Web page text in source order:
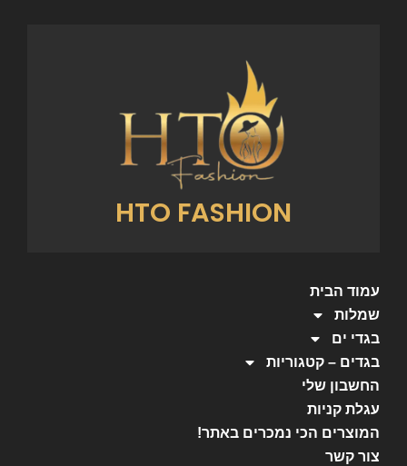
HTO FASHION
עמוד הבית
שמלות
בגדי ים
בגדים – קטגוריות
החשבון שלי
עגלת קניות
המוצרים הכי נמכרים באתר!
צור קשר